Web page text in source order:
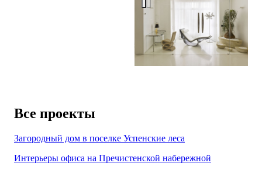
Все проекты
Загородный дом в поселке Успенские леса
Интерьеры офиса на Пречистенской набережной